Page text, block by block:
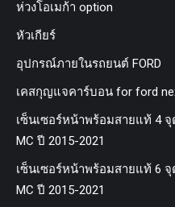
ห่วงโอเมก้า option
หัวเกียร์
อุปกรณ์ภายในรถยนต์ FORD
เคสกุญแจคาร์บอน for ford
เซ็นเซอร์หน้าพร้อมสายแท้ 4 จุ
MC ปี 2015-2021
เซ็นเซอร์หน้าพร้อมสายแท้ 6 จุ
MC ปี 2015-2021